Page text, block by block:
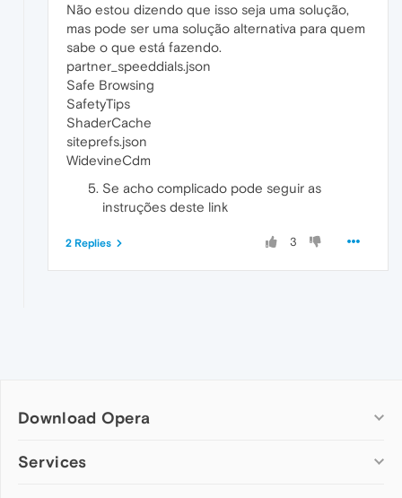
Não estou dizendo que isso seja uma solução,
mas pode ser uma solução alternativa para quem
sabe o que está fazendo.
partner_speeddials.json
Safe Browsing
SafetyTips
ShaderCache
siteprefs.json
WidevineCdm
Se acho complicado pode seguir as
instruções deste link
3
2 Replies
Download Opera
Computer browsers
Services